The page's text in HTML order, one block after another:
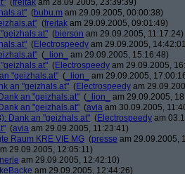
(freitak am 28.09.2005, 23:39:39)
(bubu.m am 29.09.2005, 00:00:38)
(freitak am 29.09.2005, 09:01:49)
(bierson am 29.09.2005, 11:17:24)
(Electrospeedy am 29.09.2005,
( _lion_
am 29.09.2005, 15:16:48)
(Electrospeedy am 29.09.2005,
"geizhals.at" ( _lion_
am 29.09.2005,
an "geizhals.at" (Electrospeedy am
an "geizhals.at" ( _lion_
am 29.09.2005,
an "geizhals.at" (avia am 30.09.2005,
Dank an "geizhals.at" (Electrospeedy am
(avia am 29.09.2005, 11:23:41)
Raum KRE VIE MG (presse am 29.09.2005,
29.09.2005, 12:05:11)
am 29.09.2005, 12:42:10)
am 29.09.2005, 12:44:26)